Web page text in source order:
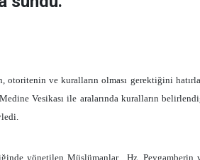
ve kuralların olması gerektiğini
Vesikası ile aralarında kuralların
yönetilen Müslümanlar,
Hz. Peygamberin